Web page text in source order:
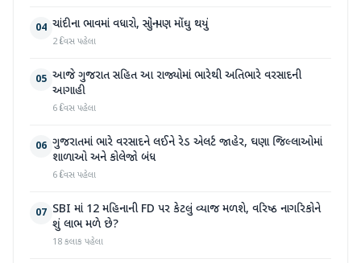
04 ચાંદીના ભાવમાં વધારો, સોનું પણ મોંઘુ થયું
2 દિવસ પહેલા
05 આજે ગુજરાત સહિત આ રાજ્યોમાં ભારેથી અતિભારે વરસાદની
આગાહી
6 દિવસ પહેલા
06 ગુજરાતમાં ભારે વરસાદને લઈને રેડ એલર્ટ જાહેર, ઘણા જિલ્લાઓમાં
શાળાઓ અને કોલેજો બંધ
6 દિવસ પહેલા
07 SBI માં 12 મહિનાની FD પર કેટલું વ્યાજ મળશે, વરિષ્ઠ નાગરિકોને
શું લાભ મળે છે?
18 કલાક પહેલા